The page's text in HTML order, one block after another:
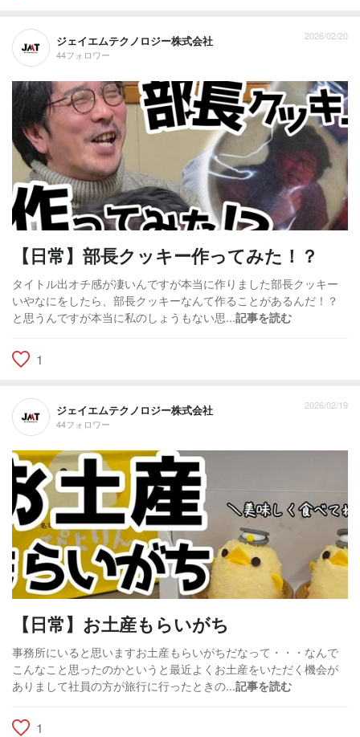
ジェイエムテクノロジー株式会社
44フォロワー
2026/02/20
【日常】部長クッキー作ってみた！？
タイトル出オチ感が凄いんですが本当に作りました部長クッキー
いやなにをしたら、部長クッキーなんて作ることがあるんだ！？
と思うんですが本当に私のしょうもない思...記事を読む
1
ジェイエムテクノロジー株式会社
44フォロワー
2026/02/19
【日常】お土産もらいがち
事務所にいると思いますお土産もらいがちだなって・・・なんで
こんなこと思ったのかというと最近よくお土産をいただく機会が
ありまして社員の方が旅行に行ったときの...記事を読む
1